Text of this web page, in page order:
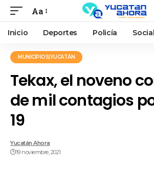
Aa
Inicio Deportes Policía
MUNICIPIOS|YUCATÁN
Tekax, el noveno
de mil contagios
19
Yucatán Ahora
19 noviembre, 2021